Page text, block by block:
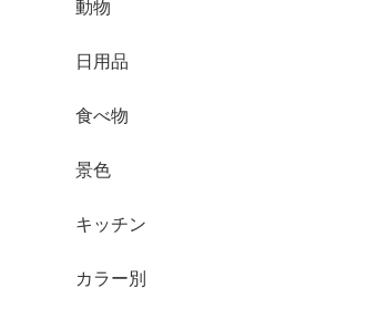
動物
日用品
食べ物
景色
キッチン
カラー別